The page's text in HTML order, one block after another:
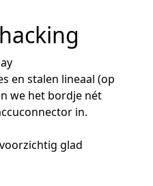
en stalen lineaal (op
we het bordje nét
in.
glad